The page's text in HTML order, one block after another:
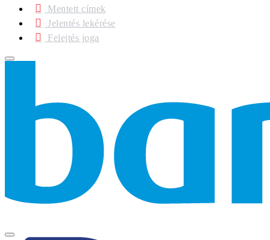
Mentett címek
Jelentés lekérése
Felejtés joga